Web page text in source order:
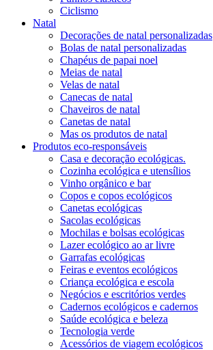
Ciclismo
Natal
Decorações de natal personalizadas
Bolas de natal personalizadas
Chapéus de papai noel
Meias de natal
Velas de natal
Canecas de natal
Chaveiros de natal
Canetas de natal
Mas os produtos de natal
Produtos eco-responsáveis
Casa e decoração ecológicas.
Cozinha ecológica e utensílios
Vinho orgânico e bar
Copos e copos ecológicos
Canetas ecológicas
Sacolas ecológicas
Mochilas e bolsas ecológicas
Lazer ecológico ao ar livre
Garrafas ecológicas
Feiras e eventos ecológicos
Criança ecológica e escola
Negócios e escritórios verdes
Cadernos ecológicos e cadernos
Saúde ecológica e beleza
Tecnologia verde
Acessórios de viagem ecológicos